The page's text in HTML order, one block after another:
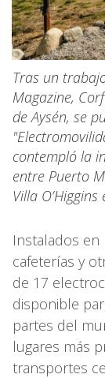
Tras un
Magazine,
de Aysén, se
contempló la
entre Puerto
Villa
Instalados
cafeterías y
de 17
disponible
partes del
lugares más
transportes